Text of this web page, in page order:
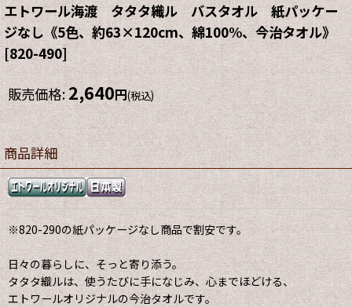
エトワール海渡 タタタ織ル バスタオル 紙パッケー
ジなし《5色、約63×120cm、綿100%、今治タオル》
[820-490]
販売価格:2,640円(税込)
商品詳細
※820-290の紙パッケージなし商品で割安です。
日々の暮らしに、そっと寄り添う。
タタタ織ルは、使うたびに手になじみ、心までほどける、
エトワールオリジナルの今治タオルです。